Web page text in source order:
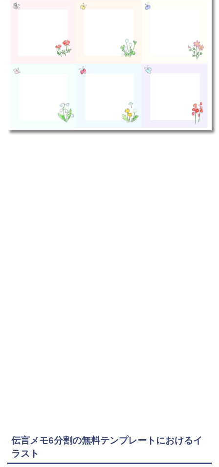
伝言メモ6分割の無料テンプレートにおけるイ
ラスト